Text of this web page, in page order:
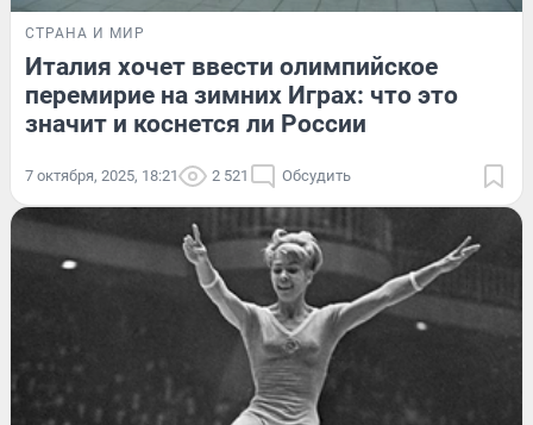
СТРАНА И МИР
Италия хочет ввести олимпийское
перемирие на зимних Играх: что это
значит и коснется ли России
7 октября, 2025, 18:21 2 521 Обсудить